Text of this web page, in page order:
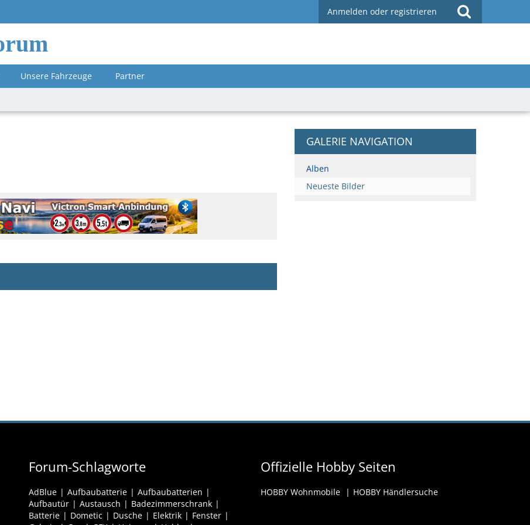
Anmelden oder registrieren
Unsere Fahrzeuge Partner
GALERIE NAVIGATION
Alben
Neueste Bilder
Forum-Schlagworte
AdBlue Aufbaubatterie
Aufbaubatterien
Aufbautür
Austausch
Badezimmerschrank
Batterie
Dometic Dusche Elektrik
Fenster
Offizielle Hobby Seiten
HOBBY Wohnmobile HOBBY Händlersuche